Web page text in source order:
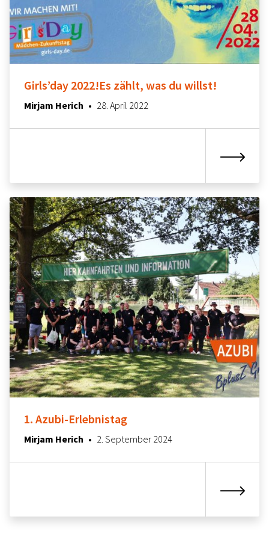
Girls’day 2022!Es zählt, was du willst!
Mirjam Herich • 28. April 2022
1. Azubi-Erlebnistag
Mirjam Herich • 2. September 202418. Februar 2025